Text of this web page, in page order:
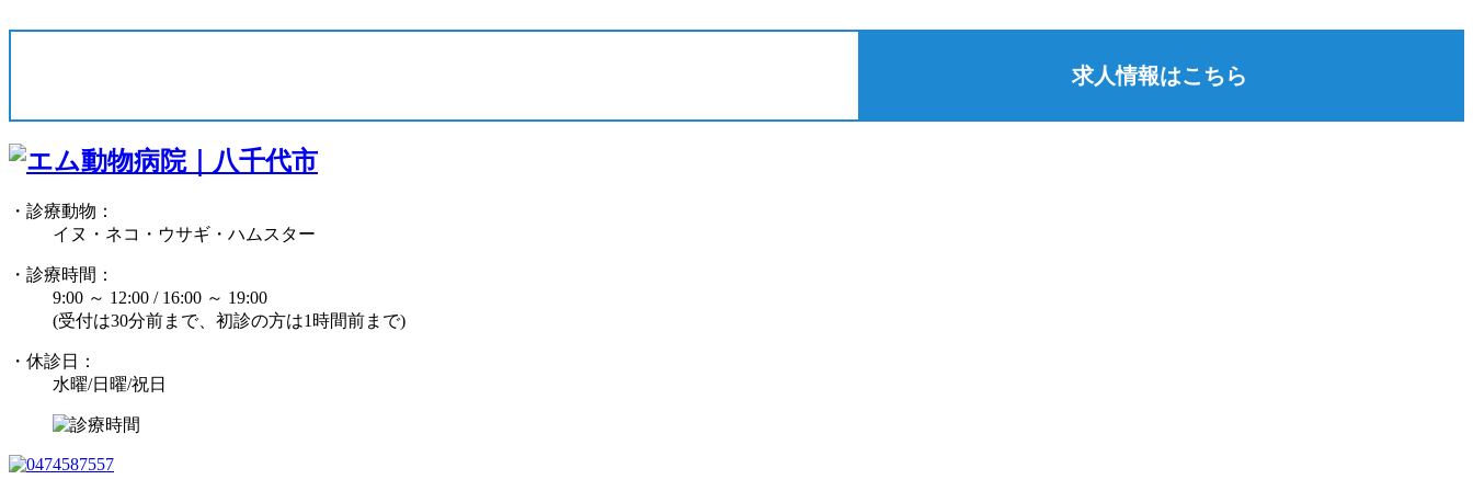
求人情報はこちら
・診療動物：
イヌ・ネコ・ウサギ・ハムスター
・診療時間：
9:00 ～ 12:00 / 16:00 ～ 19:00
(受付は30分前まで、初診の方は1時間前まで)
・休診日：
水曜/日曜/祝日